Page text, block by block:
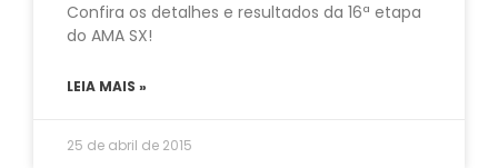
Confira os detalhes e resultados da 16ª etapa
do AMA SX!
LEIA MAIS »
25 de abril de 2015